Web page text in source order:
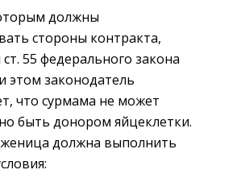
должны
стороны контракта,
55 федерального закона
этом законодатель
что сурмама не может
быть донором яйцеклетки.
должна выполнить